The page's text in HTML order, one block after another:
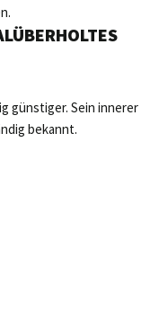
günstiger. Sein innerer
bekannt.